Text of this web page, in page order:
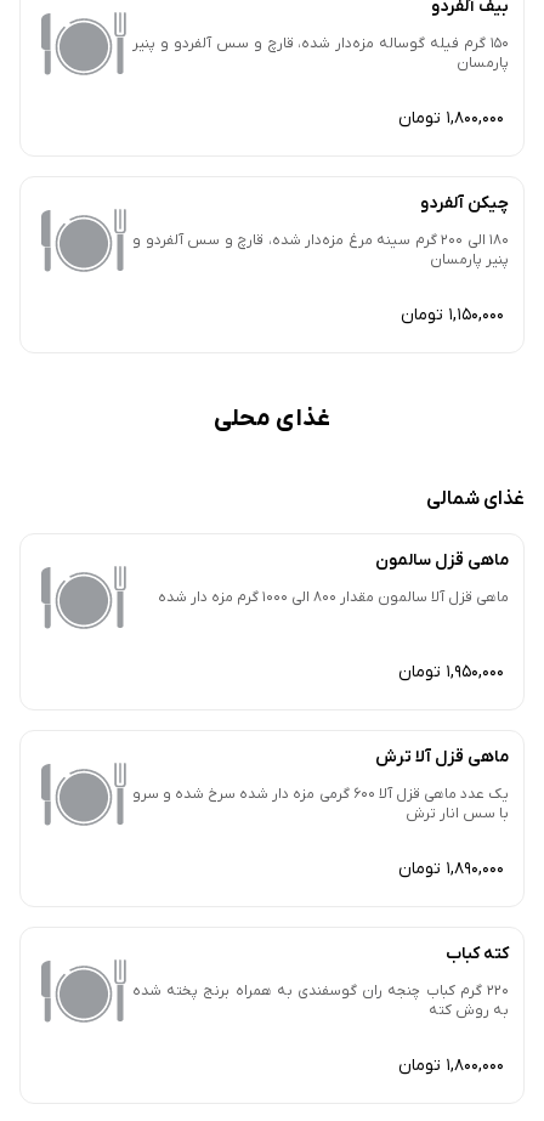
بیف آلفردو
150 گرم فیله گوساله مزه‌دار شده، قارچ و سس آلفردو و پنیر
پارمسان
1,800,000 تومان
چیکن آلفردو
180 الی 200 گرم سینه مرغ مزه‌دار شده، قارچ و سس آلفردو و
پنیر پارمسان
1,150,000 تومان
غذای محلی
غذای شمالی
ماهی قزل سالمون
ماهی قزل آلا سالمون مقدار 800 الی 1000 گرم مزه دار شده
1,950,000 تومان
ماهی قزل آلا ترش
یک عدد ماهی قزل آلا 600 گرمی مزه دار شده سرخ شده و سرو
با سس انار ترش
1,890,000 تومان
کته کباب
220 گرم کباب چنجه ران گوسفندی به همراه برنج پخته شده
به روش کته
1,800,000 تومان